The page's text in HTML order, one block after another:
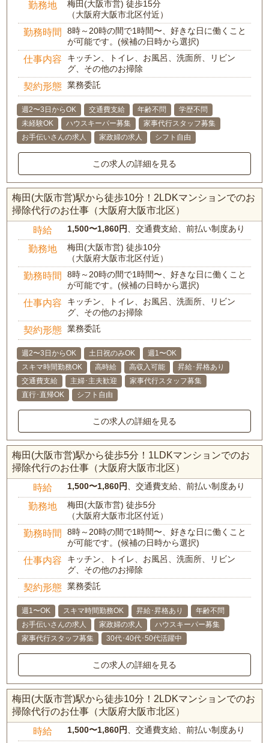
勤務地
梅田(大阪市営) 徒歩15分
（大阪府大阪市北区付近）
勤務時間
8時～20時の間で1時間〜、好きな日に働くこと
が可能です。(候補の日時から選択)
仕事内容
キッチン、トイレ、お風呂、洗面所、リビン
グ、その他のお掃除
契約形態 業務委託
週2〜3日からOK 交通費支給 年齢不問
学歴不問
未経験OK
ハウスキーパー募集
家事代行スタッフ募集
お手伝いさんの求人
家政婦の求人 シフト自由
この求人の詳細を見る
梅田(大阪市営)駅から徒歩10分！2LDKマンションでのお
掃除代行のお仕事（大阪府大阪市北区）
時給 1,500〜1,860円、交通費支給、前払い制度あり
勤務地
梅田(大阪市営) 徒歩10分
（大阪府大阪市北区付近）
勤務時間
8時～20時の間で1時間〜、好きな日に働くこと
が可能です。(候補の日時から選択)
仕事内容
キッチン、トイレ、お風呂、洗面所、リビン
グ、その他のお掃除
契約形態 業務委託
週2〜3日からOK 土日祝のみOK
週1〜OK
スキマ時間勤務OK
高時給 高収入可能
昇給･昇格あり
交通費支給
主婦･主夫歓迎
家事代行スタッフ募集
直行･直帰OK
シフト自由
この求人の詳細を見る
梅田(大阪市営)駅から徒歩5分！1LDKマンションでのお
掃除代行のお仕事（大阪府大阪市北区）
時給 1,500〜1,860円、交通費支給、前払い制度あり
勤務地
梅田(大阪市営) 徒歩5分
（大阪府大阪市北区付近）
勤務時間
8時～20時の間で1時間〜、好きな日に働くこと
が可能です。(候補の日時から選択)
仕事内容
キッチン、トイレ、お風呂、洗面所、リビン
グ、その他のお掃除
契約形態 業務委託
週1〜OK スキマ時間勤務OK 昇給･昇格あり
年齢不問
お手伝いさんの求人
家政婦の求人
ハウスキーパー募集
家事代行スタッフ募集
30代･40代･50代活躍中
この求人の詳細を見る
梅田(大阪市営)駅から徒歩10分！2LDKマンションでのお
掃除代行のお仕事（大阪府大阪市北区）
時給 1,500〜1,860円、交通費支給、前払い制度あり